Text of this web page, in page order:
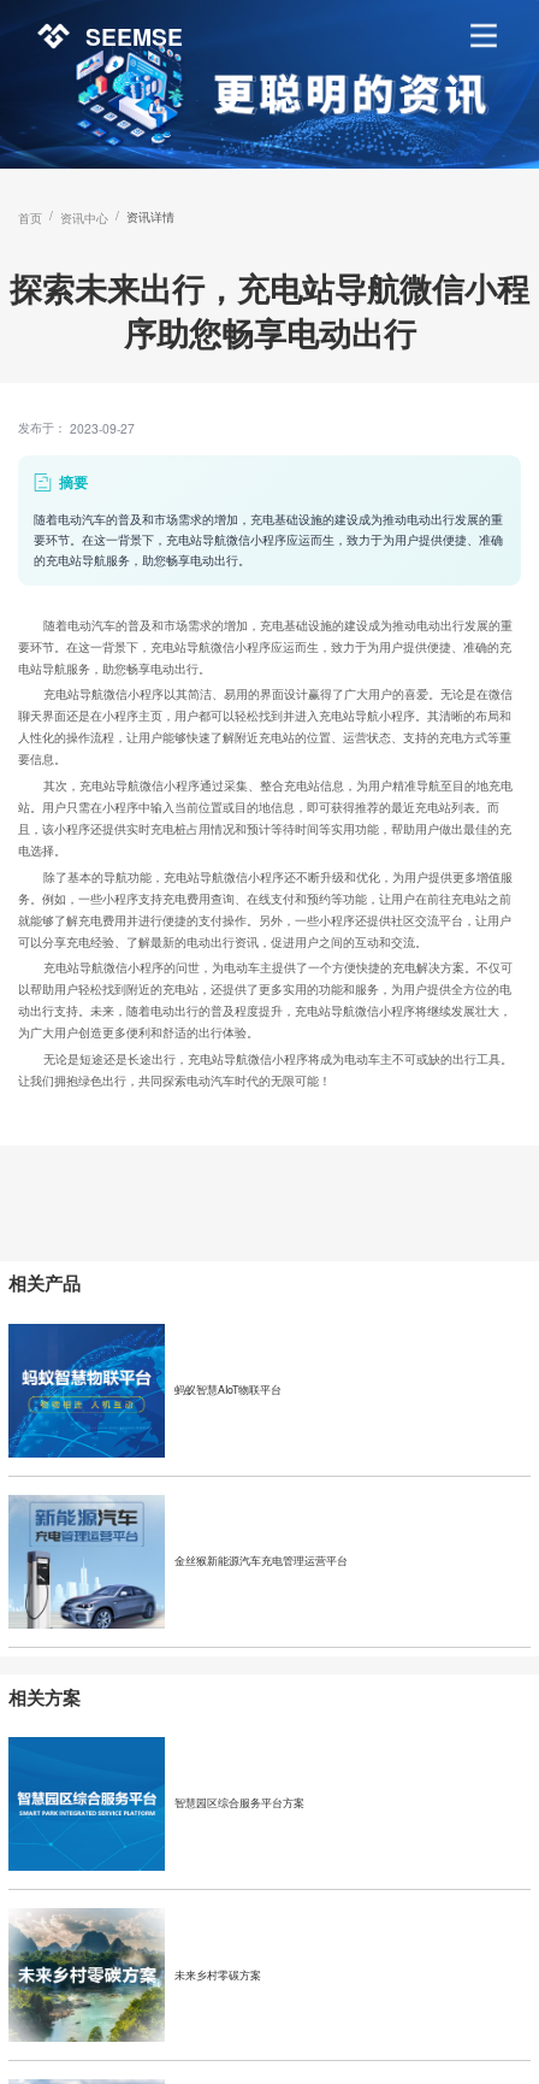
SEEMSE
首页 / 资讯中心 / 资讯详情
探索未来出行，充电站导航微信小程
序助您畅享电动出行
发布于： 2023-09-27
摘要
随着电动汽车的普及和市场需求的增加，充电基础设施的建设成为推动电动出行发展的重
要环节。在这一背景下，充电站导航微信小程序应运而生，致力于为用户提供便捷、准确
的充电站导航服务，助您畅享电动出行。
随着电动汽车的普及和市场需求的增加，充电基础设施的建设成为推动电动出行发展的重
要环节。在这一背景下，充电站导航微信小程序应运而生，致力于为用户提供便捷、准确的充
电站导航服务，助您畅享电动出行。
充电站导航微信小程序以其简洁、易用的界面设计赢得了广大用户的喜爱。无论是在微信
聊天界面还是在小程序主页，用户都可以轻松找到并进入充电站导航小程序。其清晰的布局和
人性化的操作流程，让用户能够快速了解附近充电站的位置、运营状态、支持的充电方式等重
要信息。
其次，充电站导航微信小程序通过采集、整合充电站信息，为用户精准导航至目的地充电
站。用户只需在小程序中输入当前位置或目的地信息，即可获得推荐的最近充电站列表。而
且，该小程序还提供实时充电桩占用情况和预计等待时间等实用功能，帮助用户做出最佳的充
电选择。
除了基本的导航功能，充电站导航微信小程序还不断升级和优化，为用户提供更多增值服
务。例如，一些小程序支持充电费用查询、在线支付和预约等功能，让用户在前往充电站之前
就能够了解充电费用并进行便捷的支付操作。另外，一些小程序还提供社区交流平台，让用户
可以分享充电经验、了解最新的电动出行资讯，促进用户之间的互动和交流。
充电站导航微信小程序的问世，为电动车主提供了一个方便快捷的充电解决方案。不仅可
以帮助用户轻松找到附近的充电站，还提供了更多实用的功能和服务，为用户提供全方位的电
动出行支持。未来，随着电动出行的普及程度提升，充电站导航微信小程序将继续发展壮大，
为广大用户创造更多便利和舒适的出行体验。
无论是短途还是长途出行，充电站导航微信小程序将成为电动车主不可或缺的出行工具。
让我们拥抱绿色出行，共同探索电动汽车时代的无限可能！
相关产品
蚂蚁智慧AIoT物联平台
金丝猴新能源汽车充电管理运营平台
相关方案
智慧园区综合服务平台方案
未来乡村零碳方案